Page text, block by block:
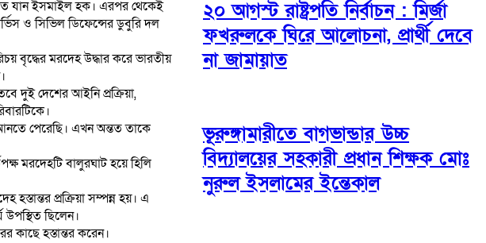
যান ইসমাইল হক। এরপর থেকেই
ও সিভিল ডিফেন্সের ডুবুরি দল
বৃদ্ধের মরদেহ উদ্ধার করে ভারতীয়
দুই দেশের আইনি প্রক্রিয়া,
পেরেছি। এখন অন্তত তাকে
মরদেহটি বালুরঘাট হয়ে হিলি
প্রক্রিয়া সম্পন্ন হয়। এ
ছিলেন।
কাছে হস্তান্তর করেন।
২০ আগস্ট রাষ্ট্রপতি নির্বাচন : মির্জা
ফখরুলকে ঘিরে আলোচনা, প্রার্থী দেবে
না জামায়াত
ভূরুঙ্গামারীতে বাগভান্ডার উচ্চ
বিদ্যালয়ের সহকারী প্রধান শিক্ষক মোঃ
নুরুল ইসলামের ইন্তেকাল